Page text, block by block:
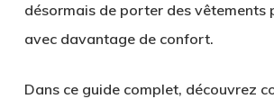
désormais de porter des vêtements
avec davantage de confort.
Dans ce guide complet, découvrez